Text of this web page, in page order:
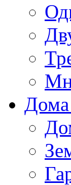
Дома